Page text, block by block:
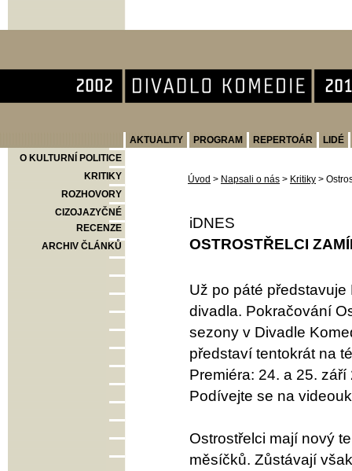
AKTUALITY PROGRAM REPERTOÁR
LIDÉ
O KULTURNÍ POLITICE
KRITIKY
ROZHOVORY
CIZOJAZYČNÉ
RECENZE
ARCHIV ČLÁNKŮ
Úvod > Napsali o nás > Kritiky >
iDNES
OSTROSTŘELCI
Už po páté
divadla. Pokračování
sezony v Divadle
představí tentokrát na
Premiéra: 24. a 25. září
Podívejte se na
Ostrostřelci mají nový
měsíčků. Zůstávají